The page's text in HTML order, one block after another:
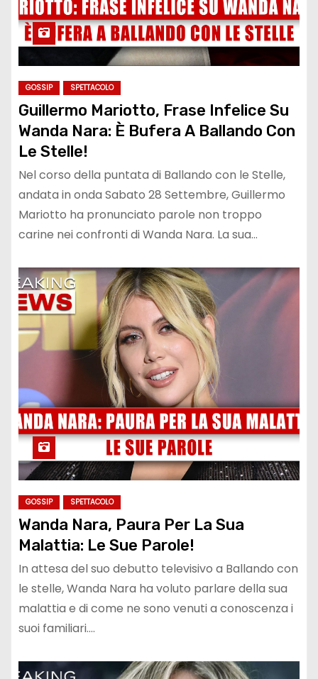
GOSSIP SPETTACOLO
Guillermo Mariotto, Frase Infelice Su
Wanda Nara: È Bufera A Ballando Con
Le Stelle!
Nel corso della puntata di Ballando con le Stelle,
andata in onda Sabato 28 Settembre, Guillermo
Mariotto ha pronunciato parole non troppo
carine nei confronti di Wanda Nara. La sua…
GOSSIP SPETTACOLO
Wanda Nara, Paura Per La Sua
Malattia: Le Sue Parole!
In attesa del suo debutto televisivo a Ballando con
le stelle, Wanda Nara ha voluto parlare della sua
malattia e di come ne sono venuti a conoscenza i
suoi familiari.…